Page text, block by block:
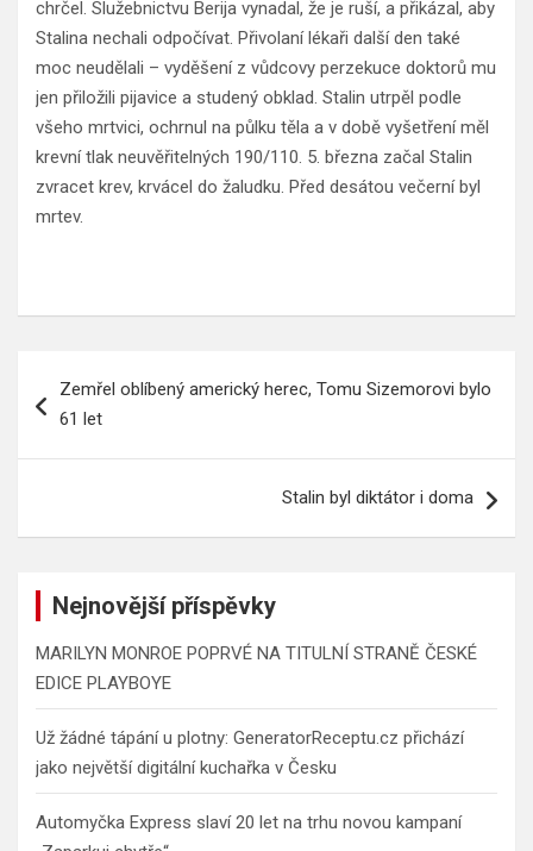
chrčel. Služebnictvu Berija vynadal, že je ruší, a přikázal, aby
Stalina nechali odpočívat. Přivolaní lékaři další den také
moc neudělali – vyděšení z vůdcovy perzekuce doktorů mu
jen přiložili pijavice a studený obklad. Stalin utrpěl podle
všeho mrtvici, ochrnul na půlku těla a v době vyšetření měl
krevní tlak neuvěřitelných 190/110. 5. března začal Stalin
zvracet krev, krvácel do žaludku. Před desátou večerní byl
mrtev.
proZemřel oblíbený americký herec, Tomu Sizemorovi bylo
61 let
Stalin byl diktátor i doma
Nejnovější příspěvky
MARILYN MONROE POPRVÉ NA TITULNÍ STRANĚ ČESKÉ
EDICE PLAYBOYE
Už žádné tápání u plotny: GeneratorReceptu.cz přichází
jako největší digitální kuchařka v Česku
Automyčka Express slaví 20 let na trhu novou kampaní